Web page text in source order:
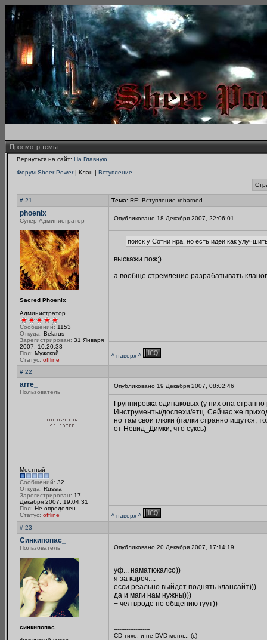
Просмотр темы
Вернуться на сайт: На Главную
Форум Sheer Power| Клан | Вступление
# 21 Тема: RE: Вступление rebarned
phoenix
Супер Администратор
Sacred Phoenix
Администратор
Сообщений: 1153
Откуда: Belarus
Зарегистрирован: 31 Января
2007, 10:20:38
Пол: Мужской
Статус: offline
Опубликовано 18 Декабря 2007, 22:06:01
поиск у Сотни нра, но есть идеи как
выскажи пож;)
а вообще стремление разрабатывать
^ наверх ^
# 22
arre_
Пользователь
Местный
Сообщений: 32
Откуда: Russia
Зарегистрирован: 17
Декабря 2007, 19:04:31
Пол: Не определен
Статус: offline
Опубликовано 19 Декабря 2007, 08:02:46
Группировка одинаковых (у них она
Инструменты/доспехи/етц. Сейчас же
но там свои глюки (палки странно ищутся,
от Невид_Димки, что суксь)
^ наверх ^
# 23
Синкипопас_
Пользователь
синкипопас
Опубликовано 20 Декабря 2007, 17:14:19
уф... наматюкалсо))
я за кароч....
есси реально выйдет поднять клансайт)))
да и маги нам нужны)))
+ чел вроде по общению гуут))
--------------------
CD тихо, и не DVD меня... (с)